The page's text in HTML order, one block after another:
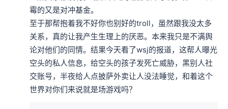
霉的又是对冲基金。
至于那帮抱着我不好你也别好的troll，虽然跟我没太多
关系，真的让我产生生理上的厌恶。本来我只是不满舆
论对他们的同情。结果今天看了wsj的报道，这帮人曝光
空头的私人信息，给空头的孩子发死亡威胁，黑别人社
交账号，半夜给人点披萨外卖让人没法睡觉，和着这个
世界对你们来说就是场游戏吗？